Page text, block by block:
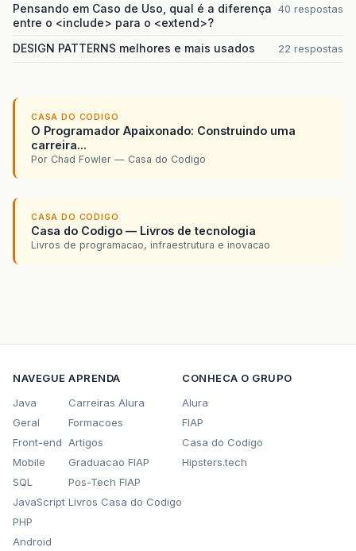
Pensando em Caso de Uso, qual é a diferença
entre o <include> para o <extend>?
40 respostas
DESIGN PATTERNS melhores e mais usados 22 respostas
CASA DO CODIGO
O Programador Apaixonado: Construindo uma
carreira...
Por Chad Fowler — Casa do Codigo
CASA DO CODIGO
Casa do Codigo — Livros de tecnologia
Livros de programacao, infraestrutura e inovacao
NAVEGUE
Java
Geral
Front-end
Mobile
SQL
JavaScript
PHP
Android
APRENDA
Carreiras Alura
Formacoes
Artigos
Graduacao FIAP
Pos-Tech FIAP
Livros Casa do Codigo
CONHECA O GRUPO
Alura
FIAP
Casa do Codigo
Hipsters.tech